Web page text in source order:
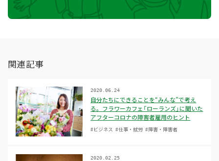
関連記事
自分たちにできることを“みんな”で考え
る。フラワーカフェ「ローランズ」に聞いた
アフターコロナの障害者雇用のヒント
2020.06.24
#ビジネス #仕事・就労 #障害・障害者
2020.02.25